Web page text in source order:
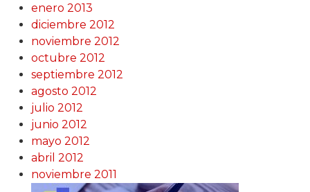
enero 2013
diciembre 2012
noviembre 2012
octubre 2012
septiembre 2012
agosto 2012
julio 2012
junio 2012
mayo 2012
abril 2012
noviembre 2011